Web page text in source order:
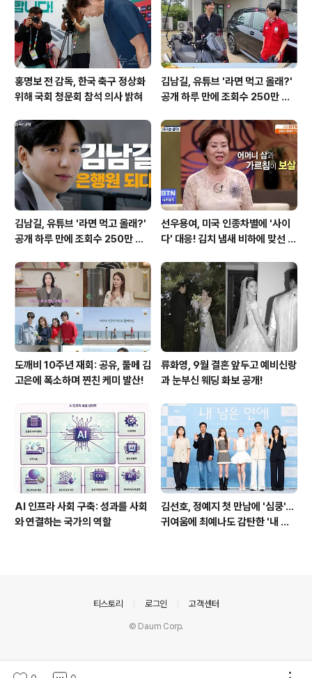
는 보도가 나왔습니다. 맨유는 중앙 미드필더진 개편을 위
해 분주히 움직이고 있으며, 추아메니를 주요 영입..
홍명보 전 감독, 한국 축구 정상화
위해 국회 청문회 참석 의사 밝혀
김남길, 유튜브 '라면 먹고 올래?'
공개 하루 만에 조회수 250만 돌
김남길, 유튜브 '라면 먹고 올래?'
공개 하루 만에 조회수 250만 돌
선우용여, 미국 인종차별에 '사이
다' 대응! 김치 냄새 비하에 맞선 통
도깨비 10주년 재회: 공유, 풀메 김
고은에 폭소하며 찐친 케미 발산!
류화영, 9월 결혼 앞두고 예비신랑
과 눈부신 웨딩 화보 공개!
AI 인프라 사회 구축: 성과를 사회
와 연결하는 국가의 역할
김선호, 정예지 첫 만남에 '심쿵'…
귀여움에 최예나도 감탄한 '내 남
티스토리 로그인 고객센터
© Daum Corp.